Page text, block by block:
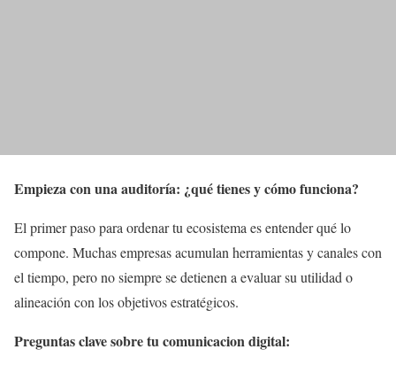
Empieza con una auditoría: ¿qué tienes y cómo funciona?
El primer paso para ordenar tu ecosistema es entender qué lo
compone. Muchas empresas acumulan herramientas y canales con
el tiempo, pero no siempre se detienen a evaluar su utilidad o
alineación con los objetivos estratégicos.
Preguntas clave sobre tu comunicacion digital: